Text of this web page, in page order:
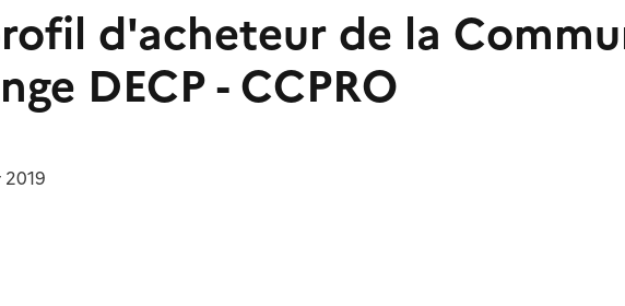
d'acheteur de la
DECP - CCPRO